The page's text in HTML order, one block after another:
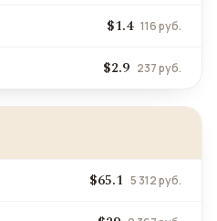
$1.4 116 руб.
$2.9 237 руб.
$65.1 5 312 руб.